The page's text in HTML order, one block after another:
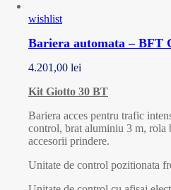
wishlist
Bariera automata – BFT
4.201,00 lei
Kit Giotto 30 BT
Bariera acces pentru trafic
control, brat aluminiu 3 m, rola
accesorii prindere.
Unitate de control pozitionata